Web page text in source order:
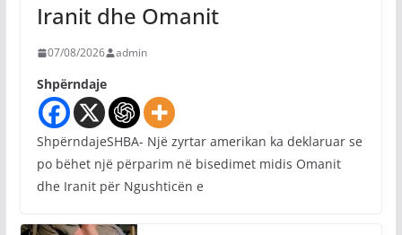
Iranit dhe Omanit
07/08/2026 admin
Shpërndaje
ShpërndajeSHBA- Një zyrtar amerikan ka deklaruar se
po bëhet një përparim në bisedimet midis Omanit
dhe Iranit për Ngushticën e